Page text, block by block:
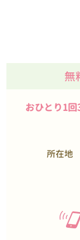
無
おひとり1
所在地